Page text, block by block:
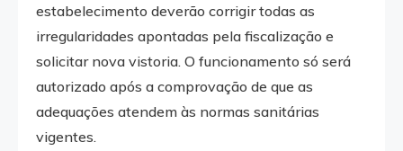
estabelecimento deverão corrigir todas as
irregularidades apontadas pela fiscalização e
solicitar nova vistoria. O funcionamento só será
autorizado após a comprovação de que as
adequações atendem às normas sanitárias
vigentes.